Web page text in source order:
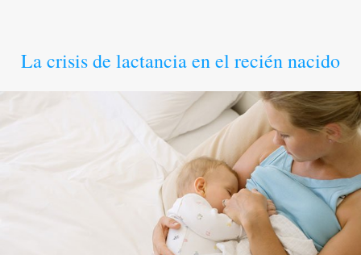
La crisis de lactancia en el recién nacido